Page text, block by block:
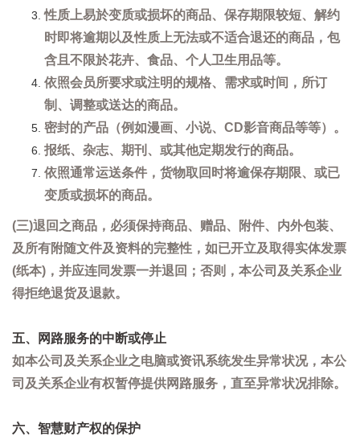
性质上易於变质或损坏的商品、保存期限较短、解约
时即将逾期以及性质上无法或不适合退还的商品，包
含且不限於花卉、食品、个人卫生用品等。
依照会员所要求或注明的规格、需求或时间，所订
制、调整或送达的商品。
密封的产品（例如漫画、小说、CD影音商品等等）。
报纸、杂志、期刊、或其他定期发行的商品。
依照通常运送条件，货物取回时将逾保存期限、或已
变质或损坏的商品。
(三)退回之商品，必须保持商品、赠品、附件、内外包装、
及所有附随文件及资料的完整性，如已开立及取得实体发票
(纸本)，并应连同发票一并退回；否则，本公司及关系企业
得拒绝退货及退款。
五、网路服务的中断或停止
如本公司及关系企业之电脑或资讯系统发生异常状况，本公
司及关系企业有权暂停提供网路服务，直至异常状况排除。
六、智慧财产权的保护